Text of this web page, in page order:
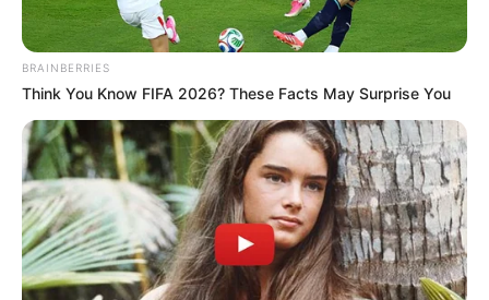
BRAINBERRIES
Think You Know FIFA 2026? These Facts May Surprise You